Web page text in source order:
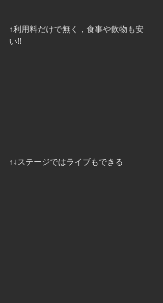
↑利用料だけで無く，食事や飲物も安
い!!
↑↓ステージではライブもできる